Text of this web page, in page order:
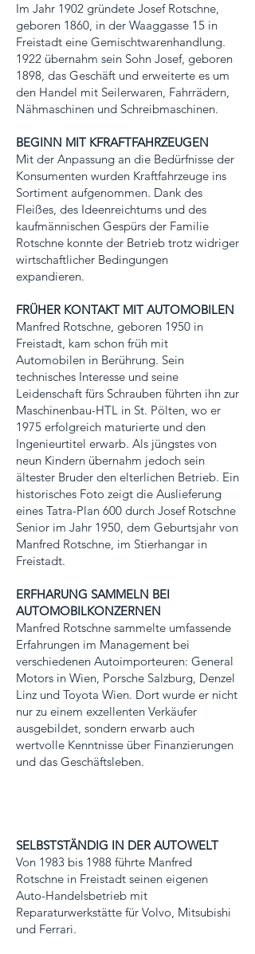
Im Jahr 1902 gründete Josef Rotschne,
geboren 1860, in der Waaggasse 15 in
Freistadt eine Gemischtwarenhandlung.
1922 übernahm sein Sohn Josef, geboren
1898, das Geschäft und erweiterte es um
den Handel mit Seilerwaren, Fahrrädern,
Nähmaschinen und Schreibmaschinen.
BEGINN MIT KFRAFTFAHRZEUGEN
Mit der Anpassung an die Bedürfnisse der
Konsumenten wurden Kraftfahrzeuge ins
Sortiment aufgenommen. Dank des
Fleißes, des Ideenreichtums und des
kaufmännischen Gespürs der Familie
Rotschne konnte der Betrieb trotz widriger
wirtschaftlicher Bedingungen
expandieren.
FRÜHER KONTAKT MIT AUTOMOBILEN
Manfred Rotschne, geboren 1950 in
Freistadt, kam schon früh mit
Automobilen in Berührung. Sein
technisches Interesse und seine
Leidenschaft fürs Schrauben führten ihn zur
Maschinenbau-HTL in St. Pölten, wo er
1975 erfolgreich maturierte und den
Ingenieurtitel erwarb. Als jüngstes von
neun Kindern übernahm jedoch sein
ältester Bruder den elterlichen Betrieb. Ein
historisches Foto zeigt die Auslieferung
eines Tatra-Plan 600 durch Josef Rotschne
Senior im Jahr 1950, dem Geburtsjahr von
Manfred Rotschne, im Stierhangar in
Freistadt.
ERFHARUNG SAMMELN BEI
AUTOMOBILKONZERNEN
Manfred Rotschne sammelte umfassende
Erfahrungen im Management bei
verschiedenen Autoimporteuren: General
Motors in Wien, Porsche Salzburg, Denzel
Linz und Toyota Wien. Dort wurde er nicht
nur zu einem exzellenten Verkäufer
ausgebildet, sondern erwarb auch
wertvolle Kenntnisse über Finanzierungen
und das Geschäftsleben.
SELBSTSTÄNDIG IN DER AUTOWELT
Von 1983 bis 1988 führte Manfred
Rotschne in Freistadt seinen eigenen
Auto-Handelsbetrieb mit
Reparaturwerkstätte für Volvo, Mitsubishi
und Ferrari.